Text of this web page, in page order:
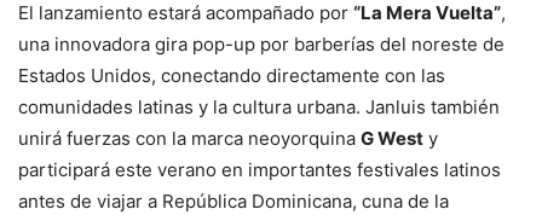
El lanzamiento estará acompañado por “La Mera Vuelta”,
una innovadora gira pop-up por barberías del noreste de
Estados Unidos, conectando directamente con las
comunidades latinas y la cultura urbana. Janluis también
unirá fuerzas con la marca neoyorquina G West y
participará este verano en importantes festivales latinos
antes de viajar a República Dominicana, cuna de la